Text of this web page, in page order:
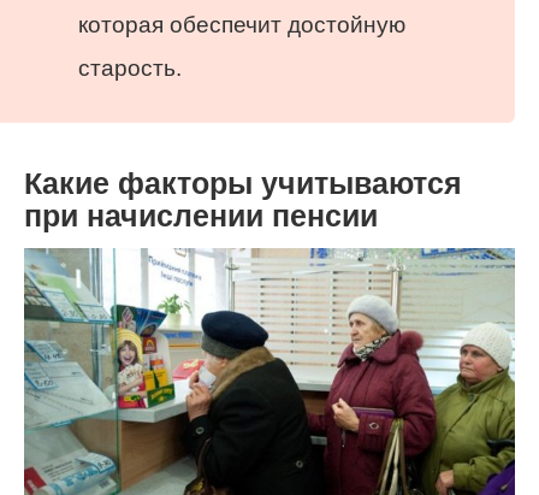
которая обеспечит достойную
старость.
Какие факторы учитываются
при начислении пенсии